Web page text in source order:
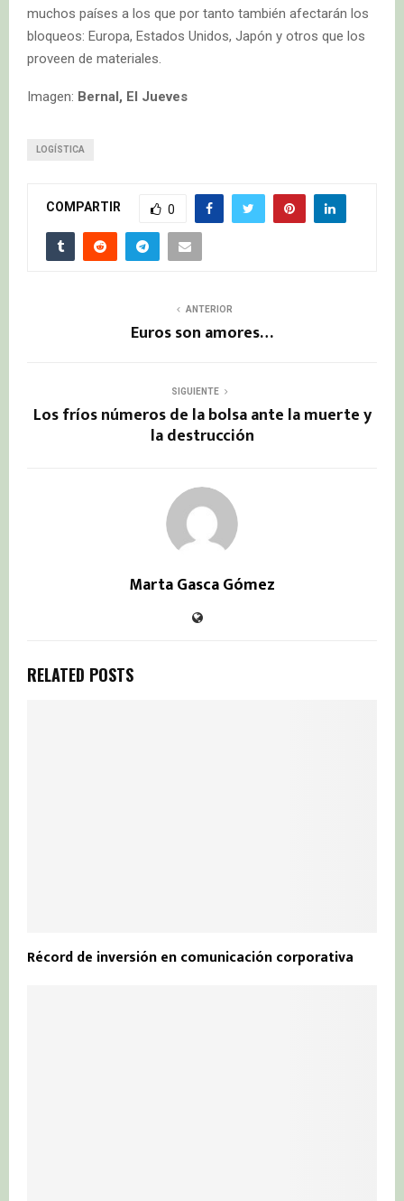
muchos países a los que por tanto también afectarán los
bloqueos: Europa, Estados Unidos, Japón y otros que los
proveen de materiales.
Imagen: Bernal, El Jueves
LOGÍSTICA
COMPARTIR 0
ANTERIOR
Euros son amores…
SIGUIENTE
Los fríos números de la bolsa ante la muerte y
la destrucción
Marta Gasca Gómez
RELATED POSTS
Récord de inversión en comunicación corporativa